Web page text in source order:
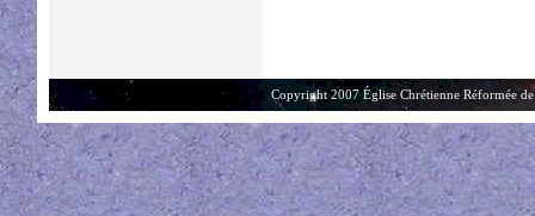
Copyright 2007 Église Chrétienne Réformée